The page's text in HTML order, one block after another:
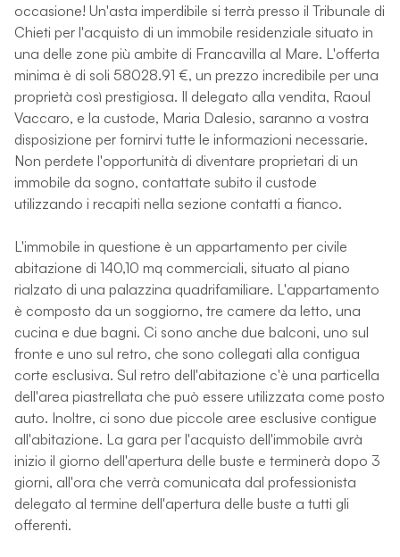
occasione! Un'asta imperdibile si terrà presso il Tribunale di
Chieti per l'acquisto di un immobile residenziale situato in
una delle zone più ambite di Francavilla al Mare. L'offerta
minima è di soli 58028.91 €, un prezzo incredibile per una
proprietà così prestigiosa. Il delegato alla vendita, Raoul
Vaccaro, e la custode, Maria Dalesio, saranno a vostra
disposizione per fornirvi tutte le informazioni necessarie.
Non perdete l'opportunità di diventare proprietari di un
immobile da sogno, contattate subito il custode
utilizzando i recapiti nella sezione contatti a fianco.
L'immobile in questione è un appartamento per civile
abitazione di 140,10 mq commerciali, situato al piano
rialzato di una palazzina quadrifamiliare. L'appartamento
è composto da un soggiorno, tre camere da letto, una
cucina e due bagni. Ci sono anche due balconi, uno sul
fronte e uno sul retro, che sono collegati alla contigua
corte esclusiva. Sul retro dell'abitazione c'è una particella
dell'area piastrellata che può essere utilizzata come posto
auto. Inoltre, ci sono due piccole aree esclusive contigue
all'abitazione. La gara per l'acquisto dell'immobile avrà
inizio il giorno dell'apertura delle buste e terminerà dopo 3
giorni, all'ora che verrà comunicata dal professionista
delegato al termine dell'apertura delle buste a tutti gli
offerenti.